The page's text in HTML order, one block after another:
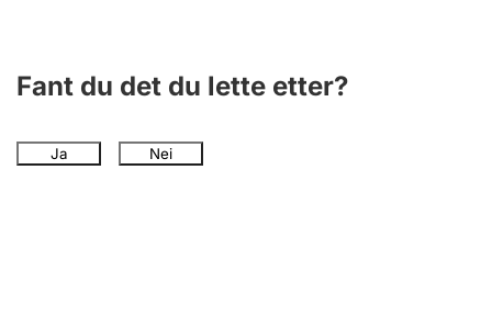
Fant du det du lette etter?
Ja Nei